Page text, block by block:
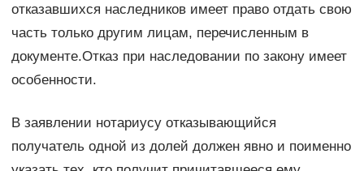
отказавшихся наследников имеет право отдать свою
часть только другим лицам, перечисленным в
документе.Отказ при наследовании по закону имеет
особенности.
В заявлении нотариусу отказывающийся
получатель одной из долей должен явно и поименно